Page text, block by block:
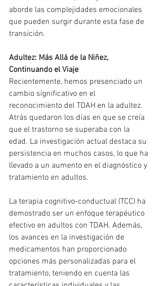
aborde las complejidades emocionales
que pueden surgir durante esta fase de
transición.
Adultez: Más Allá de la Niñez,
Continuando el Viaje
Recientemente, hemos presenciado un
cambio significativo en el
reconocimiento del TDAH en la adultez.
Atrás quedaron los días en que se creía
que el trastorno se superaba con la
edad. La investigación actual destaca su
persistencia en muchos casos, lo que ha
llevado a un aumento en el diagnóstico y
tratamiento en adultos.
La terapia cognitivo-conductual (TCC) ha
demostrado ser un enfoque terapéutico
efectivo en adultos con TDAH. Además,
los avances en la investigación de
medicamentos han proporcionado
opciones más personalizadas para el
tratamiento, teniendo en cuenta las